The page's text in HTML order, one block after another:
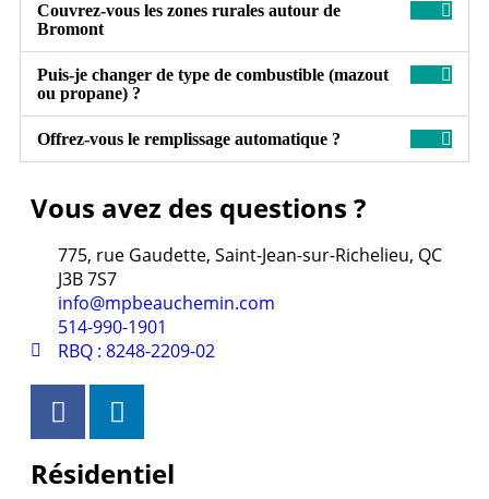
Couvrez-vous les zones rurales autour de
Bromont
Puis-je changer de type de combustible (mazout
ou propane) ?
Offrez-vous le remplissage automatique ?
Vous avez des questions ?
775, rue Gaudette, Saint-Jean-sur-Richelieu, QC
J3B 7S7
info@mpbeauchemin.com
514-990-1901
RBQ : 8248-2209-02
Résidentiel